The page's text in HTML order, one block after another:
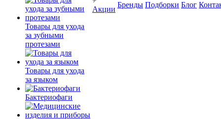
Товары для ухода
за зубными
протезами
Товары для ухода
за языком
Бактериофаги
Акции
Бренды Подборки Блог